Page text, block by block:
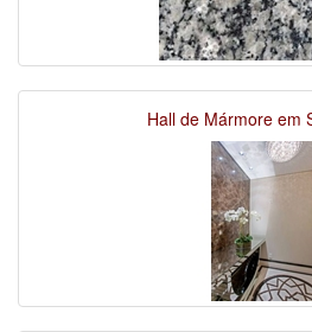
Hall de Mármore em